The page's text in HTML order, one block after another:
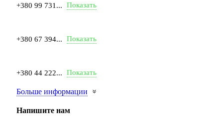
+380 99 731... Показать
+380 67 394... Показать
+380 44 222... Показать
Больше информации
Напишите нам